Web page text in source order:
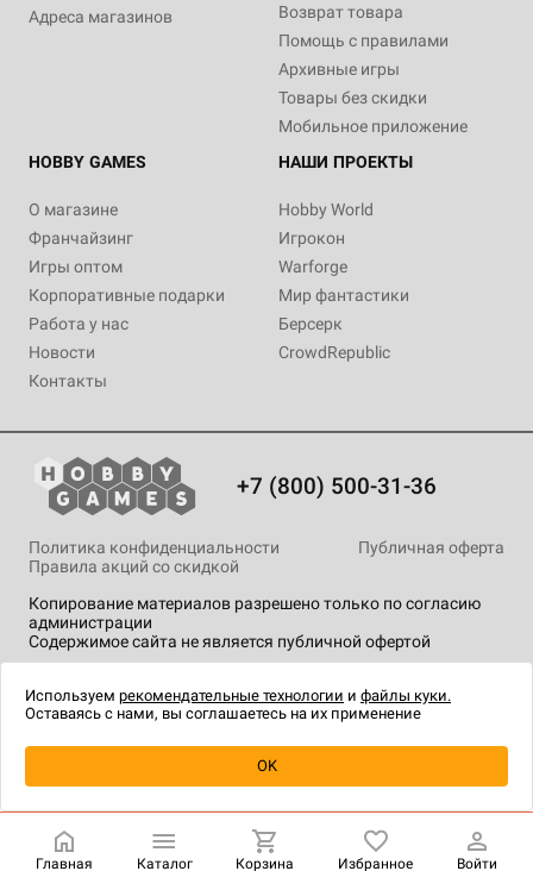
Уведомить о наличии
Адреса магазинов
Возврат товара
Помощь с правилами
Архивные игры
Товары без скидки
Мобильное приложение
HOBBY GAMES
О магазине
Франчайзинг
Игры оптом
Корпоративные подарки
Работа у нас
Новости
Контакты
НАШИ ПРОЕКТЫ
Hobby World
Игрокон
Warforge
Мир фантастики
Берсерк
CrowdRepublic
+7 (800) 500-31-36
Копирование материалов разрешено только по согласию
администрации
Содержимое сайта не является публичной офертой
Политика конфиденциальности
Публичная оферта
Правила акций со скидкой
технологии.
Главная Каталог Корзина Избранное Войти
Используем рекомендательные технологии и файлы куки.
Оставаясь с нами, вы соглашаетесь на их применение
OK